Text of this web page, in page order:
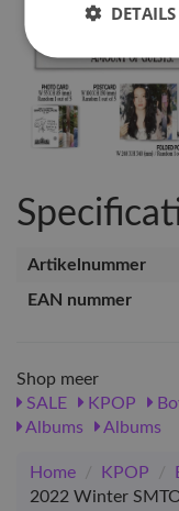
Artikelnummer
EAN nummer
Shop meer
SALE
KPOP
Albums
Albums
Home / KPOP /
2022 Winter